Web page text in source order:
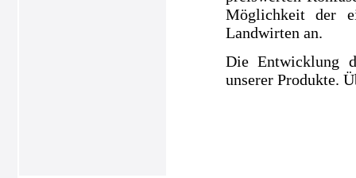
Möglichkeit der
Landwirten an.
Die Entwicklung
unserer Produkte.